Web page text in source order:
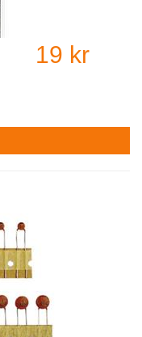
19 kr